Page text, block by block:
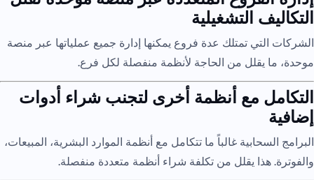
التكاليف التشغيلية
الشركات التي تمتلك عدة فروع يمكنها إدارة جميع عملياتها عبر منصة
موحدة، ما يقلل من الحاجة لأنظمة منفصلة لكل فرع.
التكامل مع أنظمة أخرى لتجنب شراء أدوات
إضافية
البرامج السحابية غالباً ما تتكامل مع أنظمة الموارد البشرية، المبيعات،
والفوترة. هذا يقلل من تكلفة شراء أنظمة متعددة منفصلة.